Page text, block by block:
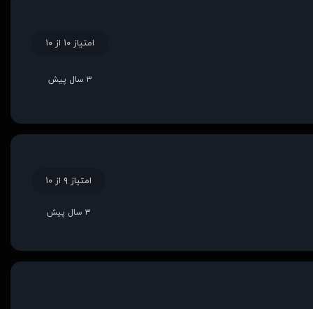
امتیاز ۱۰ از ۱۰
۳ سال پیش
امتیاز ۹ از ۱۰
۳ سال پیش